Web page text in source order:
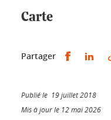
Carte
Partager Partager
Publié le 19 juillet 2018
Mis à jour le 12 mai 2026